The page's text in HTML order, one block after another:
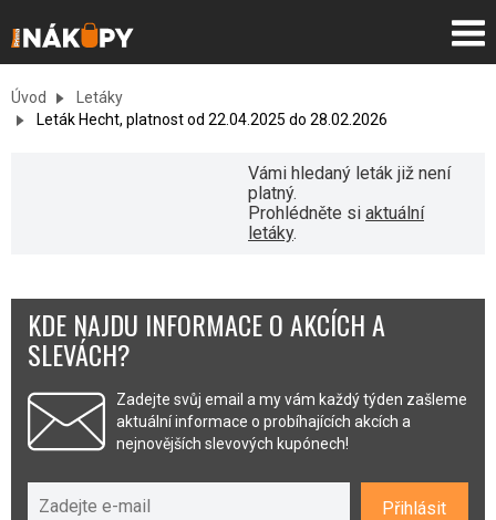
Úvod
Letáky
Leták Hecht, platnost od 22.04.2025 do 28.02.2026
Vámi hledaný leták již není
platný.
Prohlédněte si aktuální
letáky.
KDE NAJDU INFORMACE O AKCÍCH A
SLEVÁCH?
Zadejte svůj email a my vám každý týden zašleme
aktuální informace o probíhajících akcích a
nejnovějších slevových kupónech!
Přihlásit